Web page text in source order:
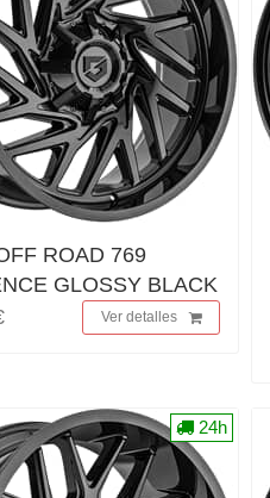
ROAD 769
GLOSSY BLACK
Ver detalles
24h